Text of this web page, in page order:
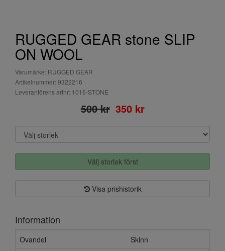
RUGGED GEAR stone SLIP
ON WOOL
Varumärke: RUGGED GEAR
Artikelnummer: 9322216
Leverantörens artnr: 1016-STONE
500 kr 350 kr
Välj storlek först
Visa prishistorik
Information
Ovandel
Skinn